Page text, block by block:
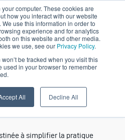
computer. These cookies are
how you interact with our website
use this information in order to
experience and for analytics
on this website and other media.
we use, see our Privacy Policy.
be tracked when you visit this
in your browser to remember
All Decline All
à simplifier la pratique